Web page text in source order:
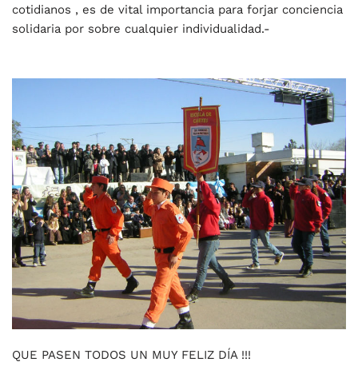
cotidianos , es de vital importancia para forjar conciencia
solidaria por sobre cualquier individualidad.-
QUE PASEN TODOS UN MUY FELIZ DÍA !!!